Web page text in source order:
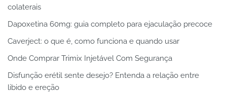
colaterais
Dapoxetina 60mg: guia completo para ejaculação precoce
Caverject: o que é, como funciona e quando usar
Onde Comprar Trimix Injetável Com Segurança
Disfunção erétil sente desejo? Entenda a relação entre
libido e ereção